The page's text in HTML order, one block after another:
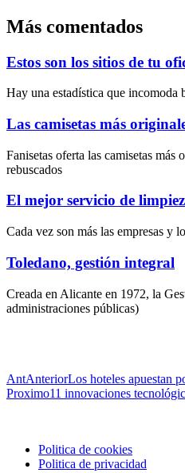
Más comentados
Estos son los sitios de tu
Hay una estadística que incomoda
Las camisetas más
Fanisetas oferta las camisetas
rebuscados
El mejor servicio de
Cada vez son más las empresas y
Toledano, gestión integral
Creada en Alicante en 1972, la
administraciones públicas)
AntAnteriorLos hoteles apuestan
Proximo11 innovaciones
Politica de cookies
Politica de privacidad